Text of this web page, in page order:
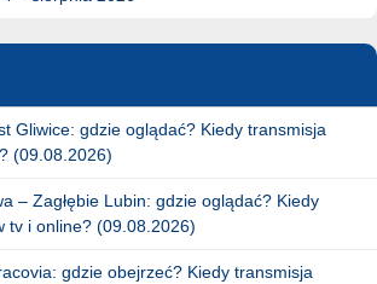
Gliwice: gdzie oglądać? Kiedy transmisja
(09.08.2026)
– Zagłębie Lubin: gdzie oglądać? Kiedy
tv i online? (09.08.2026)
gdzie obejrzeć? Kiedy transmisja